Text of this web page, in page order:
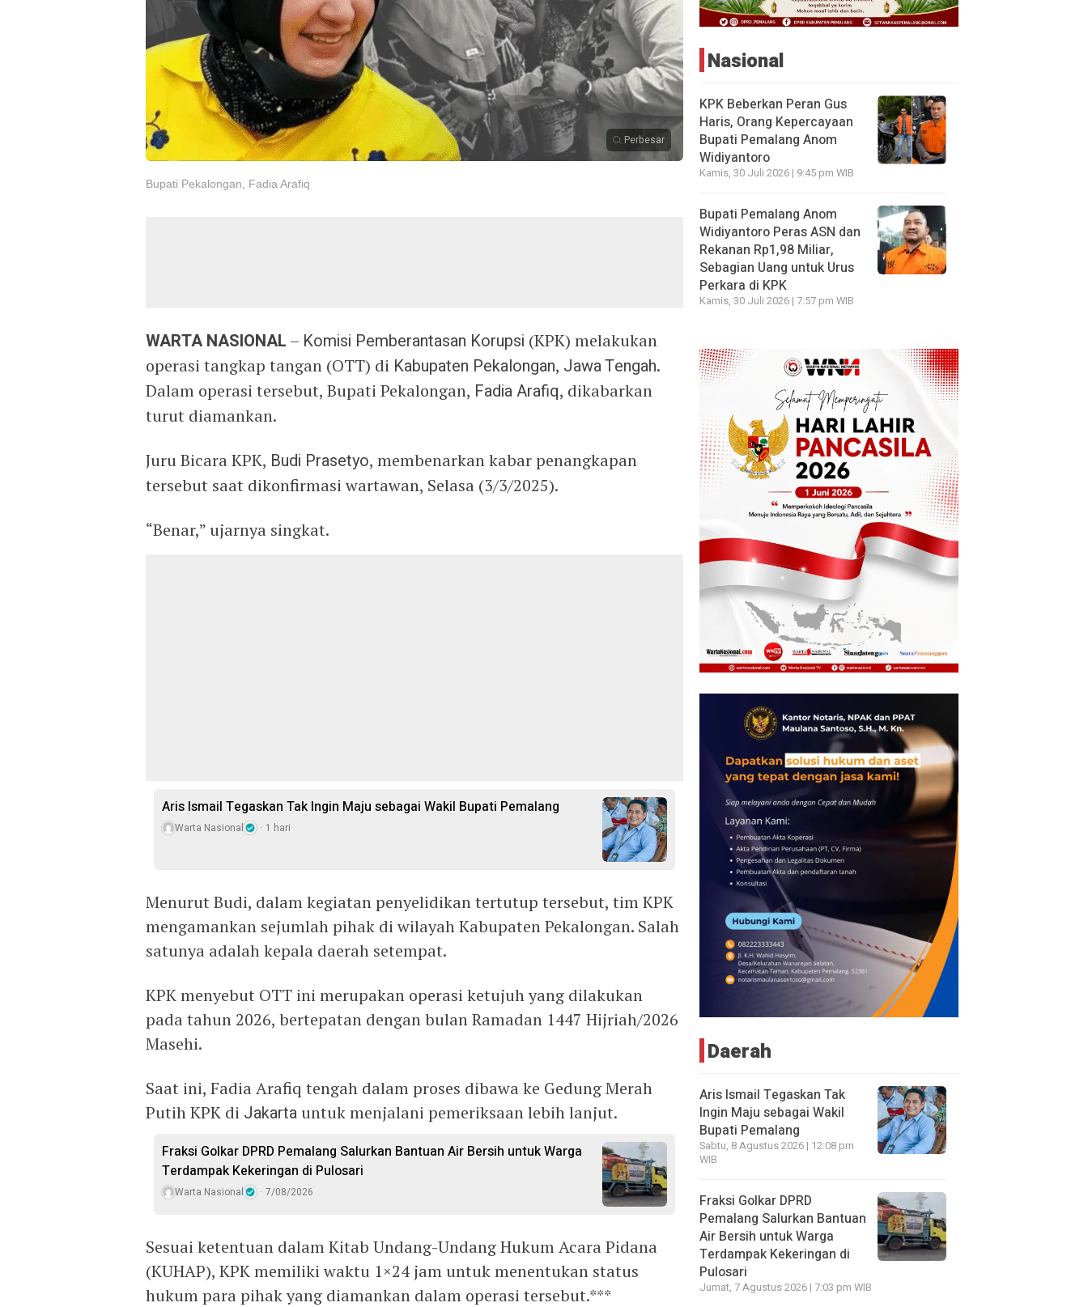
Perbesar
Bupati Pekalongan, Fadia Arafiq
WARTA NASIONAL – Komisi Pemberantasan Korupsi (KPK) melakukan
operasi tangkap tangan (OTT) di Kabupaten Pekalongan, Jawa Tengah.
Dalam operasi tersebut, Bupati Pekalongan, Fadia Arafiq, dikabarkan
turut diamankan.
Juru Bicara KPK, Budi Prasetyo, membenarkan kabar penangkapan
tersebut saat dikonfirmasi wartawan, Selasa (3/3/2025).
“Benar,” ujarnya singkat.
Aris Ismail Tegaskan Tak Ingin Maju sebagai Wakil Bupati Pemalang
Warta Nasional 1 hari
Menurut Budi, dalam kegiatan penyelidikan tertutup tersebut, tim KPK
mengamankan sejumlah pihak di wilayah Kabupaten Pekalongan. Salah
satunya adalah kepala daerah setempat.
KPK menyebut OTT ini merupakan operasi ketujuh yang dilakukan
pada tahun 2026, bertepatan dengan bulan Ramadan 1447 Hijriah/2026
Masehi.
Saat ini, Fadia Arafiq tengah dalam proses dibawa ke Gedung Merah
Putih KPK di Jakarta untuk menjalani pemeriksaan lebih lanjut.
Fraksi Golkar DPRD Pemalang Salurkan Bantuan Air Bersih untuk Warga
Terdampak Kekeringan di Pulosari
Warta Nasional 7/08/2026
Sesuai ketentuan dalam Kitab Undang-Undang Hukum Acara Pidana
(KUHAP), KPK memiliki waktu 1×24 jam untuk menentukan status
hukum para pihak yang diamankan dalam operasi tersebut.***
Nasional
KPK Beberkan Peran Gus
Haris, Orang Kepercayaan
Bupati Pemalang Anom
Widiyantoro
Kamis, 30 Juli 2026 | 9:45 pm WIB
Bupati Pemalang Anom
Widiyantoro Peras ASN dan
Rekanan Rp1,98 Miliar,
Sebagian Uang untuk Urus
Perkara di KPK
Kamis, 30 Juli 2026 | 7:57 pm WIB
Daerah
Aris Ismail Tegaskan Tak
Ingin Maju sebagai Wakil
Bupati Pemalang
Sabtu, 8 Agustus 2026 | 12:08 pm
WIB
Fraksi Golkar DPRD
Pemalang Salurkan Bantuan
Air Bersih untuk Warga
Terdampak Kekeringan di
Pulosari
Jumat, 7 Agustus 2026 | 7:03 pm WIB